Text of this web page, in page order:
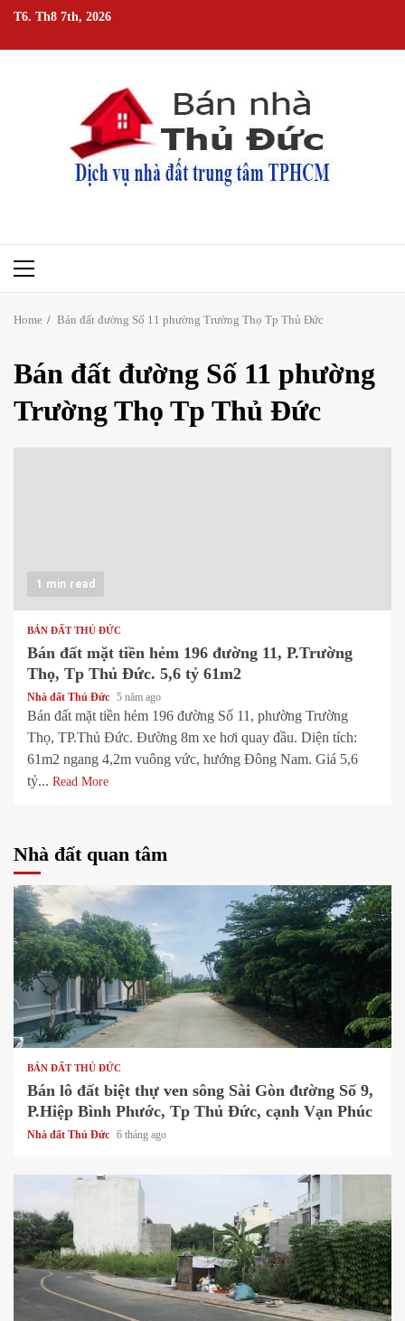
Skip
content
T6. Th8 7th, 2026
Primary
Home Bán đất đường Số 11 phường Trường Thọ Tp Thủ Đức
Bán đất đường Số 11 phường
Trường Thọ Tp Thủ Đức
1 min read
BÁN ĐẤT THỦ ĐỨC
Bán đất mặt tiền hẻm 196 đường 11, P.Trường
Thọ, Tp Thủ Đức. 5,6 tỷ 61m2
Nhà đất Thủ Đức 5 năm ago
Bán đất mặt tiền hẻm 196 đường Số 11, phường Trường
Thọ, TP.Thủ Đức. Đường 8m xe hơi quay đầu. Diện tích:
61m2 ngang 4,2m vuông vức, hướng Đông Nam. Giá 5,6
tỷ... Read More
Nhà đất quan tâm
1 min read
BÁN ĐẤT THỦ ĐỨC
Bán lô đất biệt thự ven sông Sài Gòn đường Số 9,
P.Hiệp Bình Phước, Tp Thủ Đức, cạnh Vạn Phúc
Nhà đất Thủ Đức 6 tháng ago
1 min read